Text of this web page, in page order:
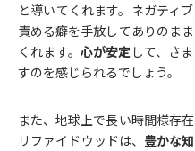
と導いてくれます。ネガティ
責める癖を手放してありのま
くれます。 心が安定 して、さ
すのを感じられるでしょう。
また、地球上で長い時間様存
リファイドウッドは、 豊かな